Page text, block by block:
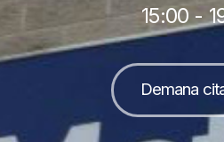
15:00 -
Demana